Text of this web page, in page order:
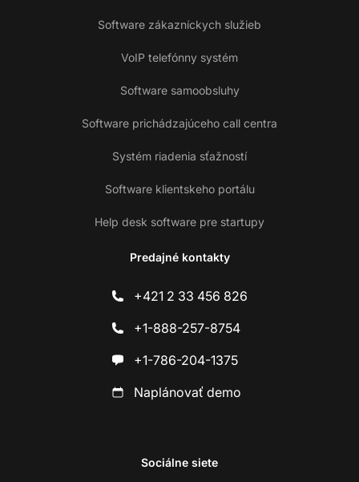
Software zákazníckych služieb
VoIP telefónny systém
Software samoobsluhy
Software prichádzajúceho call centra
Systém riadenia sťažností
Software klientskeho portálu
Help desk software pre startupy
Predajné kontakty
+421 2 33 456 826
+1-888-257-8754
+1-786-204-1375
Naplánovať demo
Sociálne siete